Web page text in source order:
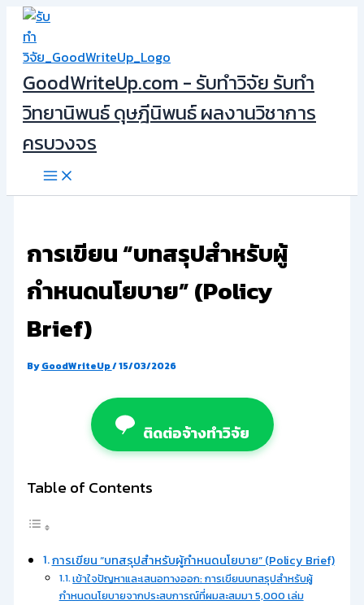
Skip
content
GoodWriteUp.com - รับทำวิจัย รับทำ
วิทยานิพนธ์ ดุษฎีนิพนธ์ ผลงานวิชาการ
ครบวงจร
การเขียน “บทสรุปสำหรับผู้
กำหนดนโยบาย” (Policy
Brief)
ByGoodWriteUp/15/03/2026
ติดต่อจ้างทำวิจัย
Table of Contents
การเขียน “บทสรุปสำหรับผู้กำหนดนโยบาย” (Policy Brief)
เข้าใจปัญหาและเสนอทางออก: การเขียนบทสรุปสำหรับผู้
กำหนดนโยบายจากประสบการณ์ที่ผมสะสมมา 5,000 เล่ม